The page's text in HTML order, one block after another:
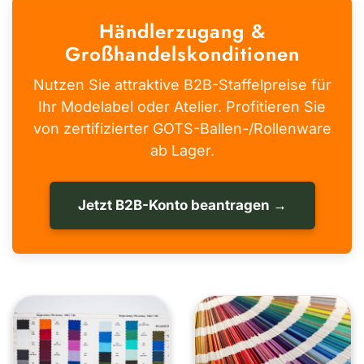
Händlerzugang &
Großhandelskonditionen
Nutzen Sie attraktive B2B-Staffelpreise für
Ihr Modelabel oder Atelier. Profitieren Sie
von zertifizierter GOTS-Ballen-/Rollenware
ab Lager.
Jetzt B2B-Konto beantragen →